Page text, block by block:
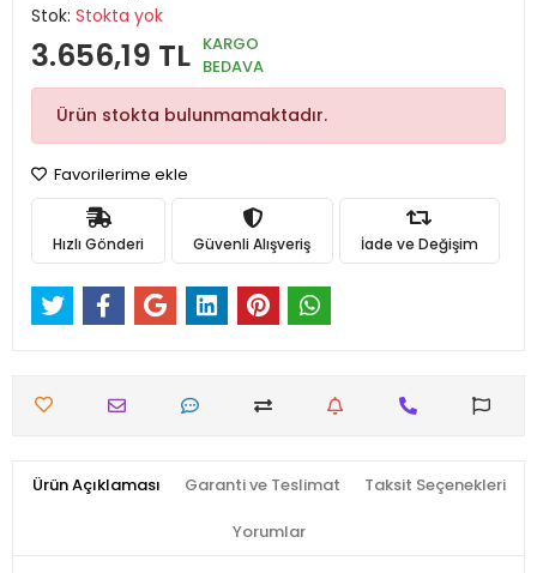
Stok: Stokta yok
3.656,19 TL KARGO
BEDAVA
Ürün stokta bulunmamaktadır.
Favorilerime ekle
Hızlı Gönderi Güvenli Alışveriş İade ve Değişim
Ürün Açıklaması Garanti ve Teslimat Taksit Seçenekleri
Yorumlar